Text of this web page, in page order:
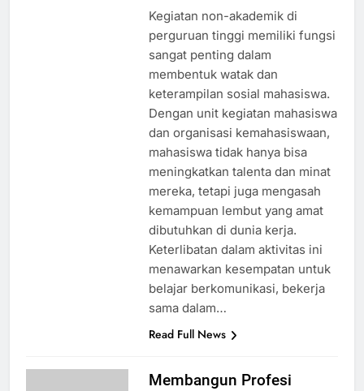
Kegiatan non-akademik di
perguruan tinggi memiliki fungsi
sangat penting dalam
membentuk watak dan
keterampilan sosial mahasiswa.
Dengan unit kegiatan mahasiswa
dan organisasi kemahasiswaan,
mahasiswa tidak hanya bisa
meningkatkan talenta dan minat
mereka, tetapi juga mengasah
kemampuan lembut yang amat
dibutuhkan di dunia kerja.
Keterlibatan dalam aktivitas ini
menawarkan kesempatan untuk
belajar berkomunikasi, bekerja
sama dalam…
Read Full News
Membangun Profesi